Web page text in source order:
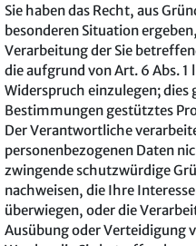
Sie haben das Recht, aus
besonderen Situation
Verarbeitung der Sie
die aufgrund von Art. 6 Abs. 1
Widerspruch einzulegen; dies
Bestimmungen gestütztes
Der Verantwortliche
personenbezogenen Daten
zwingende schutzwürdige
nachweisen, die Ihre
überwiegen, oder die
Ausübung oder Verteidigung